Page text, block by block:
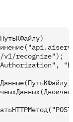
v1/recognize");